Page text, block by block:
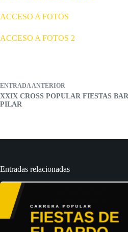
ACCESO A FOTOS
ACCESO A FOTOS 2
ENTRADAANTERIOR
XXIX CROSS POPULAR FIESTAS
PILAR
Entradas relacionadas